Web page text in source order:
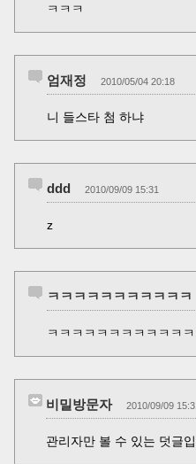
ㅋㅋㅋ
엄재정 2010/05/04 20:18
니 들스타 첨 하냐
ddd 2010/09/09 15:31
z
ㅋㅋㅋㅋㅋㅋㅋㅋㅋㅋㅋ
ㅋㅋㅋㅋㅋㅋㅋㅋㅋㅋㅋ
비밀방문자 2010/09/09
관리자만 볼 수 있는 덧글입